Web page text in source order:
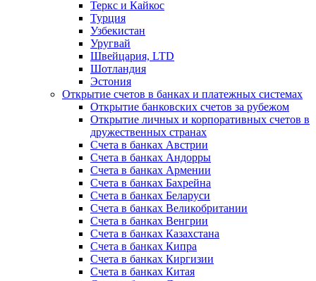
Теркс и Кайкос
Турция
Узбекистан
Уругвай
Швейцария, LTD
Шотландия
Эстония
Открытие счетов в банках и платежных системах
Открытие банковских счетов за рубежом
Открытие личных и корпоративных счетов в
дружественных странах
Счета в банках Австрии
Счета в банках Андорры
Счета в банках Армении
Счета в банках Бахрейна
Счета в банках Беларуси
Счета в банках Великобритании
Счета в банках Венгрии
Счета в банках Казахстана
Счета в банках Кипра
Счета в банках Киргизии
Счета в банках Китая